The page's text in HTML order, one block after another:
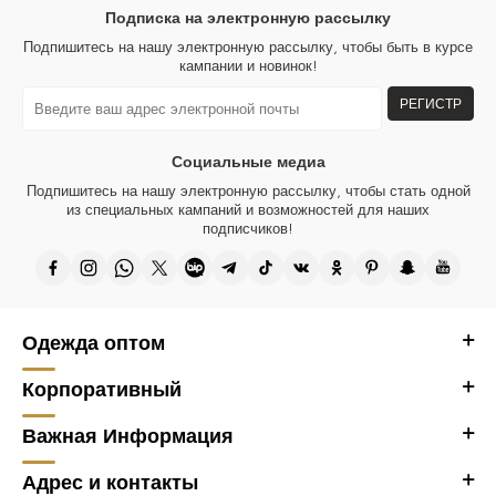
Вы можете оплатить с доставкой.
Работаем со всеми платежными системами; Вы можете оплатить в
нашу компанию всеми платежными системами, такими как Western
Union, Upt, Золотая Корона, Contact, Money Gram, Ria.
Kazee, изготовлены из натуральных волокон. Во всех наших
Аксессуар с логотипом Kazee на изделии позолочен и не тускнеет.
Дизайн всех наших продуктов принадлежит нашей компании, и они
производятся в Турции.
Подписка на электронную рассылку
Подпишитесь на нашу электронную рассылку, чтобы быть в курсе
кампании и новинок!
РЕГИСТР
Социальные медиа
Подпишитесь на нашу электронную рассылку, чтобы стать одной
из специальных кампаний и возможностей для наших
подписчиков!
Одежда оптом
Корпоративный
Важная Информация
Адрес и контакты